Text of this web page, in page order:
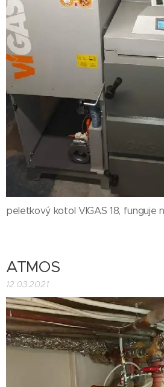
peletkový kotol VIGAS 18, funguje
ATMOS
12.03.2021